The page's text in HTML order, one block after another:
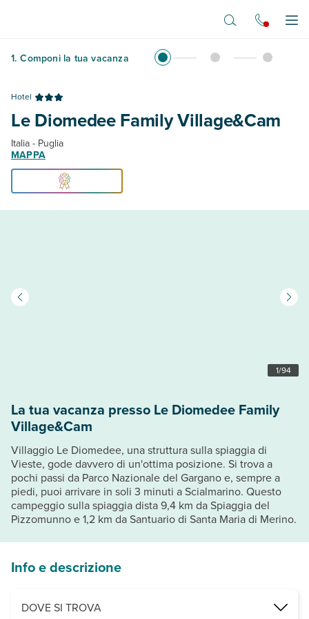
1. Componi la tua vacanza
Hotel
Le Diomedee Family Village&Cam
Italia - Puglia
MAPPA
1/94
La tua vacanza presso Le Diomedee Family
Village&Cam
Villaggio Le Diomedee, una struttura sulla spiaggia di
Vieste, gode davvero di un'ottima posizione. Si trova a
pochi passi da Parco Nazionale del Gargano e, sempre a
piedi, puoi arrivare in soli 3 minuti a Scialmarino. Questo
campeggio sulla spiaggia dista 9,4 km da Spiaggia del
Pizzomunno e 1,2 km da Santuario di Santa Maria di Merino.
Info e descrizione
DOVE SI TROVA